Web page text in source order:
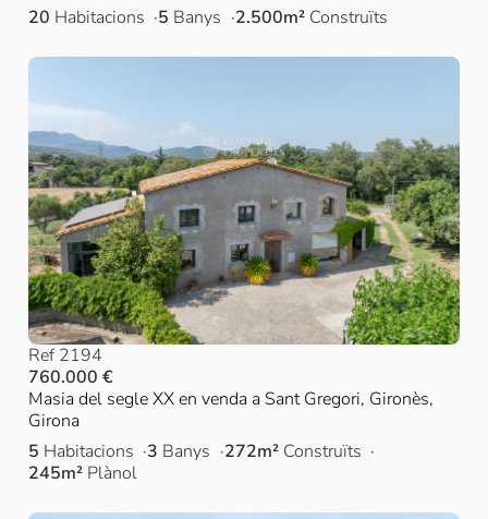
20 Habitacions 5 Banys 2.500m² Construïts
Ref 2194
760.000 €
Masia del segle XX en venda a Sant Gregori, Gironès,
Girona
5 Habitacions 3 Banys 272m² Construïts
245m² Plànol